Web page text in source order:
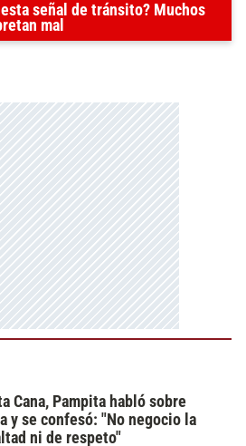
señal de tránsito? Muchos
mal
Cana, Pampita habló sobre
y se confesó: "No negocio la
ni de respeto"